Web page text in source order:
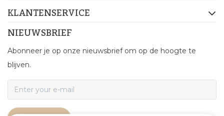
KLANTENSERVICE
NIEUWSBRIEF
Abonneer je op onze nieuwsbrief om op de hoogte te
blijven.